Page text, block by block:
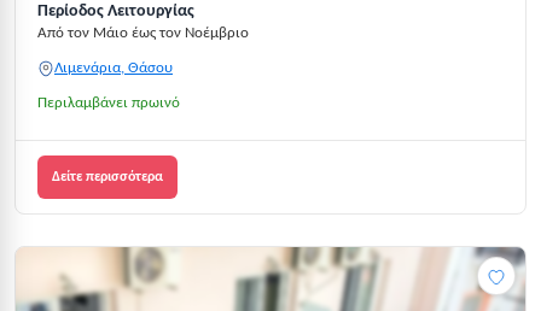
Περίοδος Λειτουργίας
Από τον Μάιο έως τον Νοέμβριο
Λιμενάρια, Θάσου
Περιλαμβάνει πρωινό
Δείτε περισσότερα